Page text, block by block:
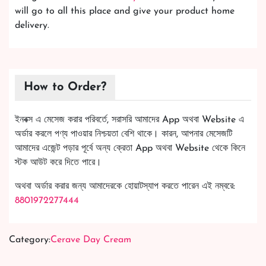
will go to all this place and give your product home
delivery.
How to Order?
ইনবক্স এ মেসেজ করার পরিবর্তে, সরাসরি আমাদের App অথবা Website এ
অর্ডার করলে পণ্য পাওয়ার নিশ্চয়তা বেশি থাকে। কারন, আপনার মেসেজটি
আমাদের এজেন্ট পড়ার পূর্বে অন্য ক্রেতা App অথবা Website থেকে কিনে
স্টক আউট করে দিতে পারে।
অথবা অর্ডার করার জন্য আমাদেরকে হোয়াটস্যাপ করতে পারেন এই নম্বরে:
8801972277444
Category:Cerave Day Cream